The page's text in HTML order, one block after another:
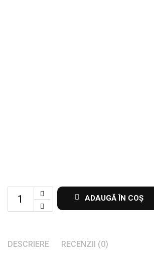
Set
cadou
ADAUGĂ ÎN COȘ
DESCRIERE RECENZII (0)